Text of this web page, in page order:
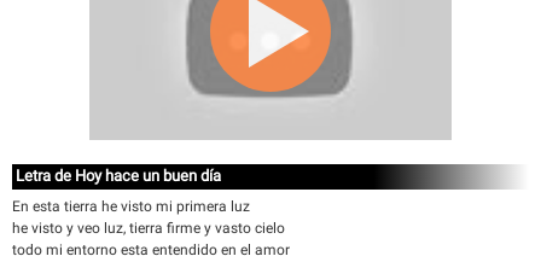
Letra de Hoy hace un buen día
En esta tierra he visto mi primera luz
he visto y veo luz, tierra firme y vasto cielo
todo mi entorno esta entendido en el amor